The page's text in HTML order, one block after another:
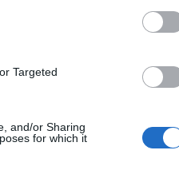
Targeted
and/or Sharing
for which it